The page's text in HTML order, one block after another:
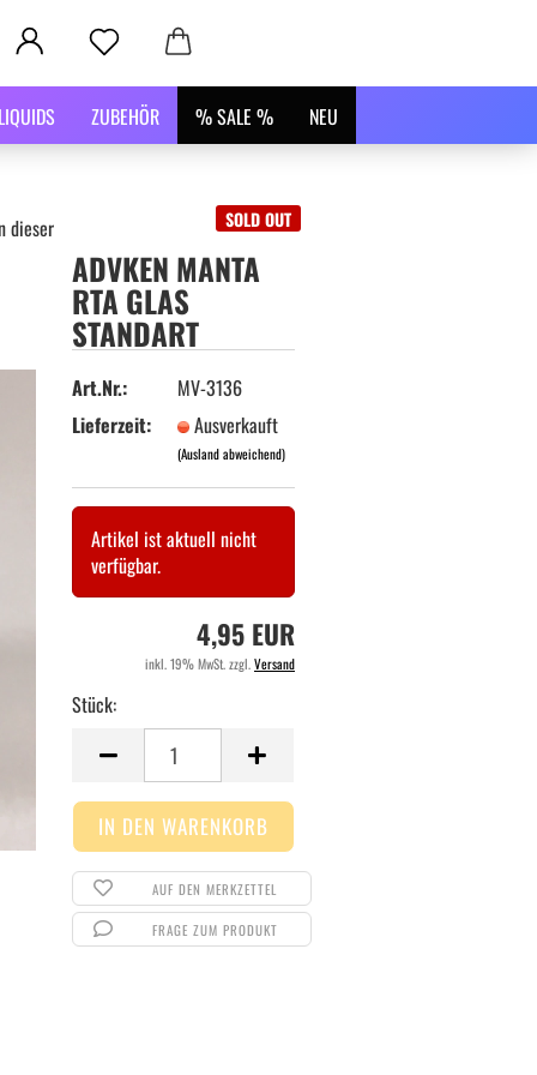
LIQUIDS ZUBEHÖR % SALE % NEU
Kategorie SOLD OUT
ADVKEN MANTA
RTA GLAS
STANDART
Art.Nr.:
MV-3136
Lieferzeit:
Ausverkauft
(Ausland abweichend)
Artikel ist aktuell nicht
verfügbar.
4,95 EUR
inkl. 19% MwSt. zzgl.Versand
Stück:
Stück
AUF DEN MERKZETTEL
FRAGE ZUM PRODUKT